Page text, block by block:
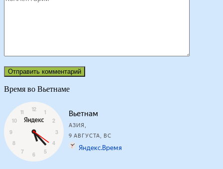
Время во Вьетнаме